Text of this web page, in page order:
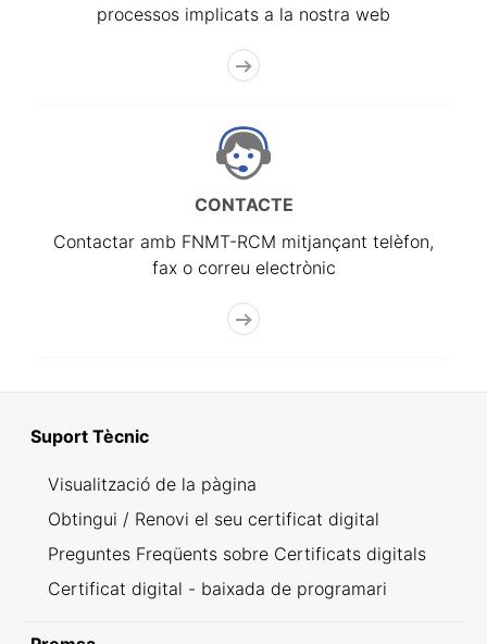
processos implicats a la nostra web
CONTACTE
Contactar amb FNMT-RCM mitjançant telèfon,
fax o correu electrònic
Suport Tècnic
Visualització de la pàgina
Obtingui / Renovi el seu certificat digital
Preguntes Freqüents sobre Certificats digitals
Certificat digital - baixada de programari